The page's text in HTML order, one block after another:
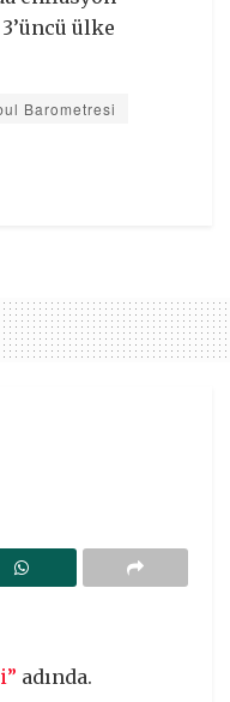
ülke
Barometresi
adında.